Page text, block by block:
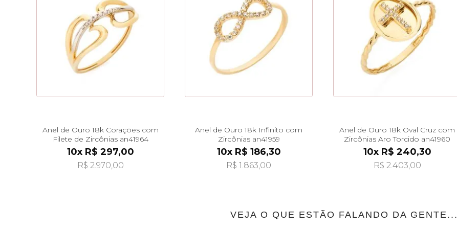
Anel de Ouro 18k Corações com
Filete de Zircônias an41964
10x R$ 297,00
R$ 2.970,00
Anel de Ouro 18k Infinito com
Zircônias an41959
10x R$ 186,30
R$ 1.863,00
Anel de Ouro 18k Oval Cruz com
Zircônias Aro Torcido an41960
10x R$ 240,30
R$ 2.403,00
VEJA O QUE ESTÃO FALANDO DA GENTE...